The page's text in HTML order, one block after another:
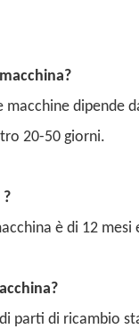
dipende
20-50 giorni.
è di 12
parti di ricambio